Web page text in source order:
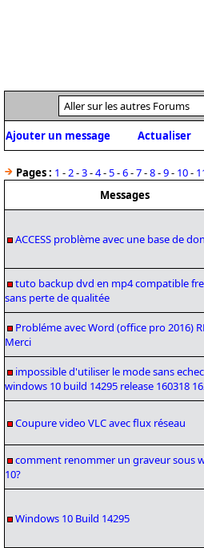
Ajouter un message Actualiser
Pages : 1 -2-3-4-5-6-7-8-9- 10-
Messages
ACCESS problème avec une base de
tuto backup dvd en mp4 compatible
sans perte de qualitée
Probléme avec Word (office pro 2016)
Merci
impossible d'utiliser le mode sans
windows 10 build 14295 release 160318
Coupure video VLC avec flux réseau
comment renommer un graveur sous
10?
Windows 10 Build 14295